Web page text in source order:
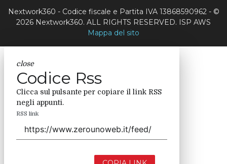
Nextwork360 - Codice fiscale e Partita IVA 13868590962 - ©
2026 Nextwork360. ALL RIGHTS RESERVED. ISP AWS
Mappa del sito
close
Codice Rss
Clicca sul pulsante per copiare il link RSS
negli appunti.
RSS link